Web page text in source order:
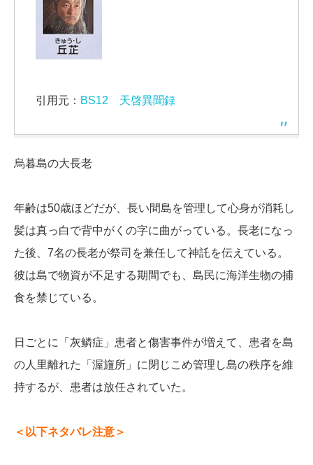
引用元： BS12 天啓異聞録
烏暮島の大長老
年齢は50歳ほどだが、長い間島を管理して心身が消耗し
髪は真っ白で背中がくの字に曲がっている。長老になっ
た後、7名の長老が祭司を兼任して神託を伝えている。
彼は島で物資が不足する期間でも、島民に海洋生物の捕
食を禁じている。
日ごとに「灰鳞症」患者と傷害事件が増えて、患者を島
の人里離れた「渥旜所」に閉じこめ管理し島の秩序を維
持するが、患者は放任されていた。
＜以下ネタバレ注意＞